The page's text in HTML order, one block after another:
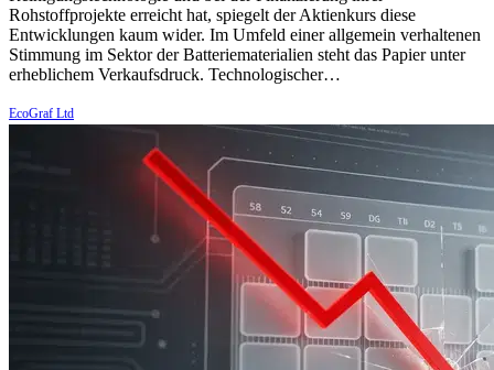
Rohstoffprojekte erreicht hat, spiegelt der Aktienkurs diese
Entwicklungen kaum wider. Im Umfeld einer allgemein verhaltenen
Stimmung im Sektor der Batteriematerialien steht das Papier unter
erheblichem Verkaufsdruck. Technologischer…
EcoGraf Ltd